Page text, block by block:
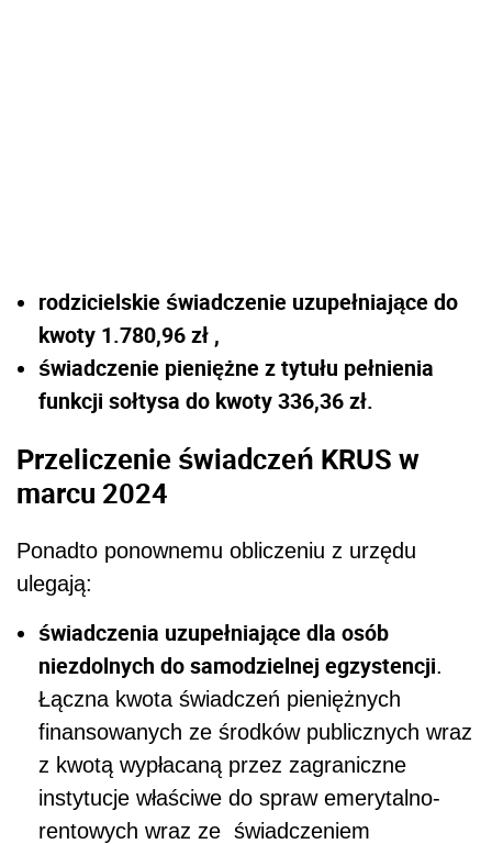
rodzicielskie świadczenie uzupełniające do
kwoty 1.780,96 zł ,
świadczenie pieniężne z tytułu pełnienia
funkcji sołtysa do kwoty 336,36 zł.
Przeliczenie świadczeń KRUS w
marcu 2024
Ponadto ponownemu obliczeniu z urzędu
ulegają:
świadczenia uzupełniające dla osób
niezdolnych do samodzielnej egzystencji.
Łączna kwota świadczeń pieniężnych
finansowanych ze środków publicznych wraz
z kwotą wypłacaną przez zagraniczne
instytucje właściwe do spraw emerytalno-
rentowych wraz ze świadczeniem